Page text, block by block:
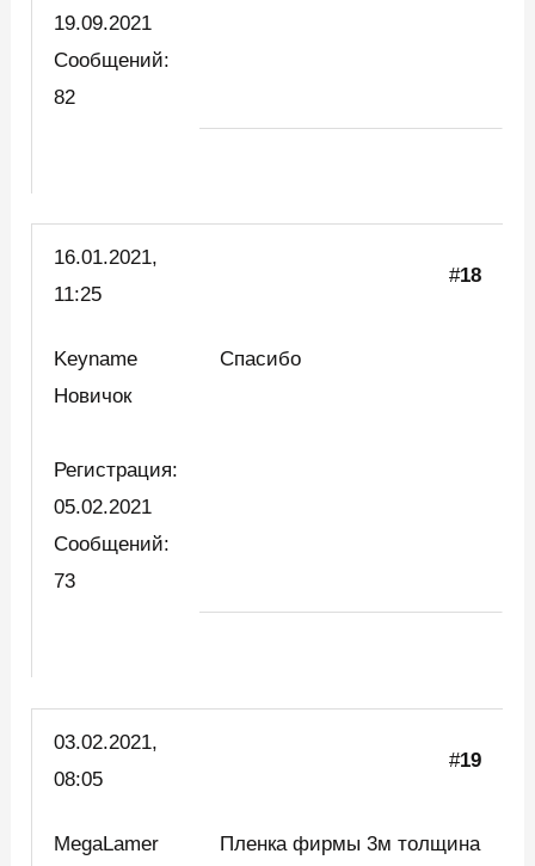
19.09.2021
Сообщений:
82
16.01.2021,
11:25
#18
Keyname
Новичок
Регистрация:
05.02.2021
Сообщений:
73
Спасибо
03.02.2021,
08:05
#19
MegaLamer
Пленка фирмы 3м толщина